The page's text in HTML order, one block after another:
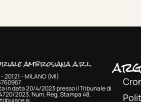
ambrosiana a.r.l.
20121 - MILANO (MI)
in data 20/4/2023 presso il Tribunale di
2023. Num. Reg. Stampa 48.
a: